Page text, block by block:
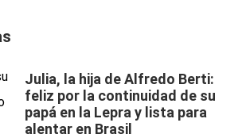
Julia, la hija de Alfredo Berti:
feliz por la continuidad de su
papá en la Lepra y lista para
alentar en Brasil